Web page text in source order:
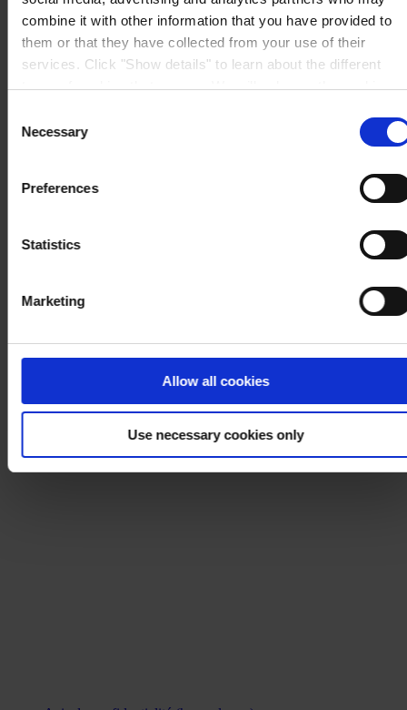
combine it with other information that you have provided to
them or that they have collected from your use of their
services. Click "Show details" to learn about the different
types of cookies that we use. We will only use the cookies
cookies after having received your consent. You may
withdraw your consent at any time by using the link in our
. If you would like to know more how we
process your personal data, please visit our
Selection
Necessary
Preferences
Statistics
Marketing
Allow all cookies
Use necessary cookies only